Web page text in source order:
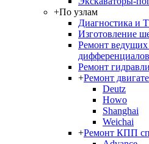
+По узлам
Диагностика и
Изготовление
Ремонт ведущих
дифференциалов
Ремонт
+Ремонт
Deutz
Howo
Shanghai
Weichai
+Ремонт КПП